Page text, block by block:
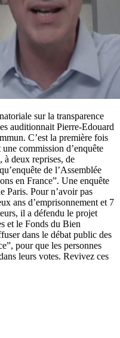
sur la transparence
auditionnait Pierre-Edouard
C’est la première fois
commission d’enquête
à deux reprises, de
de l’Assemblée
en France”. Une enquête
Paris. Pour n’avoir pas
ans d’emprisonnement et 7
il a défendu le projet
et le Fonds du Bien
dans le débat public des
pour que les personnes
leurs votes. Revivez ces